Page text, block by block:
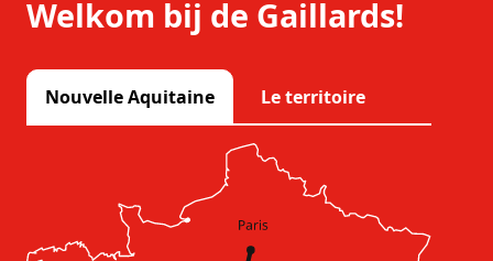
Welkom bij de Gaillards!
Nouvelle Aquitaine Le territoire